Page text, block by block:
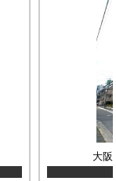
大阪